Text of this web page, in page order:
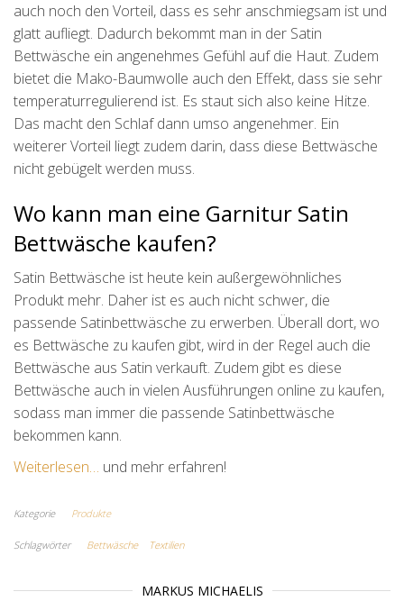
auch noch den Vorteil, dass es sehr anschmiegsam ist und
glatt aufliegt. Dadurch bekommt man in der Satin
Bettwäsche ein angenehmes Gefühl auf die Haut. Zudem
bietet die Mako-Baumwolle auch den Effekt, dass sie sehr
temperaturregulierend ist. Es staut sich also keine Hitze.
Das macht den Schlaf dann umso angenehmer. Ein
weiterer Vorteil liegt zudem darin, dass diese Bettwäsche
nicht gebügelt werden muss.
Wo kann man eine Garnitur Satin
Bettwäsche kaufen?
Satin Bettwäsche ist heute kein außergewöhnliches
Produkt mehr. Daher ist es auch nicht schwer, die
passende Satinbettwäsche zu erwerben. Überall dort, wo
es Bettwäsche zu kaufen gibt, wird in der Regel auch die
Bettwäsche aus Satin verkauft. Zudem gibt es diese
Bettwäsche auch in vielen Ausführungen online zu kaufen,
sodass man immer die passende Satinbettwäsche
bekommen kann.
Weiterlesen… und mehr erfahren!
Kategorie Produkte
Schlagwörter Bettwäsche Textilien
MARKUS MICHAELIS